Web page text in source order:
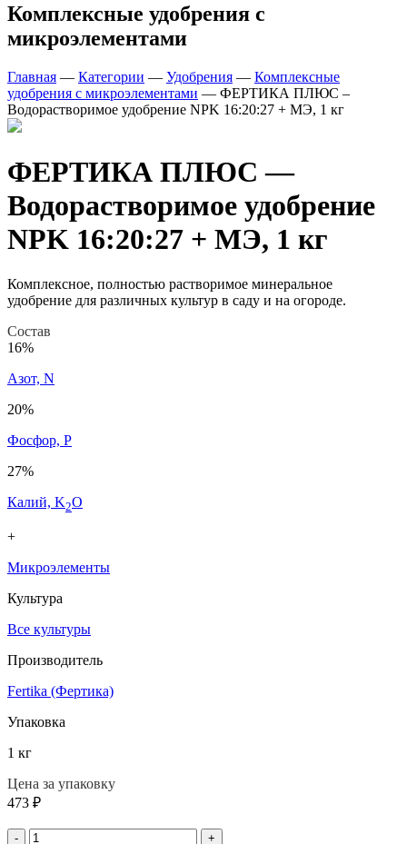
Комплексные удобрения с
микроэлементами
Главная — Категории — Удобрения — Комплексные
удобрения с микроэлементами — ФЕРТИКА ПЛЮС –
Водорастворимое удобрение NPK 16:20:27 + МЭ, 1 кг
ФЕРТИКА ПЛЮС —
Водорастворимое удобрение
NPK 16:20:27 + МЭ, 1 кг
Комплексное, полностью растворимое минеральное
удобрение для различных культур в саду и на огороде.
Состав
16%
Азот, N
20%
Фосфор, P
27%
Калий, K2O
+
Микроэлементы
Культура
Все культуры
Производитель
Fertika (Фертика)
Упаковка
1 кг
Цена за упаковку
473 ₽
- +